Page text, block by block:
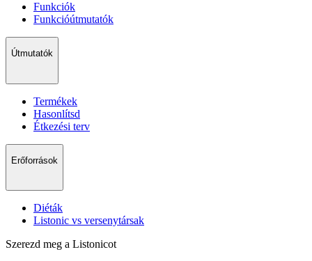
Funkciók
Funkcióútmutatók
Útmutatók
Termékek
Hasonlítsd
Étkezési terv
Erőforrások
Diéták
Listonic vs versenytársak
Szerezd meg a Listonicot